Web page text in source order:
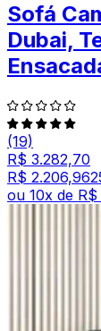
Sofá
Dubai,
(19)
R$ 3.282,70
R$ 2.206,96
ou 10x de